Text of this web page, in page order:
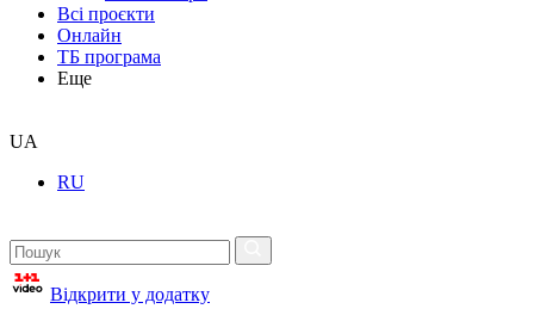
Всі проєкти
Онлайн
ТБ програма
Еще
UA
RU
Відкрити у додатку